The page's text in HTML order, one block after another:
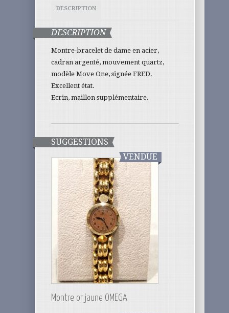
DESCRIPTION
DESCRIPTION
Montre-bracelet de dame en acier,
cadran argenté, mouvement quartz,
modèle Move One, signée FRED.
Excellent état.
Ecrin, maillon supplémentaire.
SUGGESTIONS
VENDUE
Montre or jaune OMEGA